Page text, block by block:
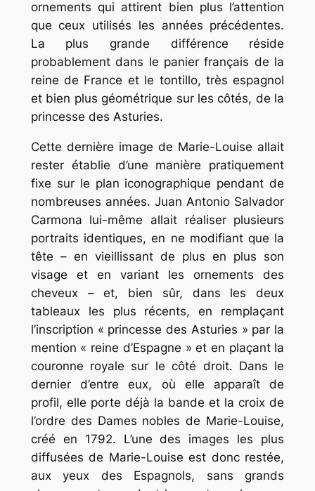
ornements qui attirent bien plus l’attention
que ceux utilisés les années précédentes.
La plus grande différence réside
probablement dans le panier français de la
reine de France et le tontillo, très espagnol
et bien plus géométrique sur les côtés, de la
princesse des Asturies.
Cette dernière image de Marie-Louise allait
rester établie d’une manière pratiquement
fixe sur le plan iconographique pendant de
nombreuses années. Juan Antonio Salvador
Carmona lui-même allait réaliser plusieurs
portraits identiques, en ne modifiant que la
tête – en vieillissant de plus en plus son
visage et en variant les ornements des
cheveux – et, bien sûr, dans les deux
tableaux les plus récents, en remplaçant
l’inscription « princesse des Asturies » par la
mention « reine d’Espagne » et en plaçant la
couronne royale sur le côté droit. Dans le
dernier d’entre eux, où elle apparaît de
profil, elle porte déjà la bande et la croix de
l’ordre des Dames nobles de Marie-Louise,
créé en 1792. L’une des images les plus
diffusées de Marie-Louise est donc restée,
aux yeux des Espagnols, sans grands